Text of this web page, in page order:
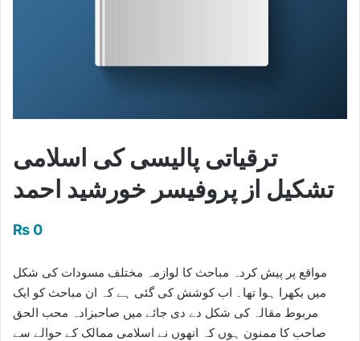
ترقیاتی پالیسی کی اسلامی
تشکیل از پروفیسر خورشید احمد
₨ 0
مواقع پر پیش کردہ مباحث کا لوازمہ مختلف مسودات کی شکل
میں بکھرا ہوا تھا۔ اب کوشش کی گئی ہے کہ ان مباحث کو ایک
مربوط مقالہ کی شکل دے دی جائے میں صاحبزادہ محب الحق
صاحب کا ممنون ہوں کہ انھوں نے اسلامی ممالک کے حوالے سے